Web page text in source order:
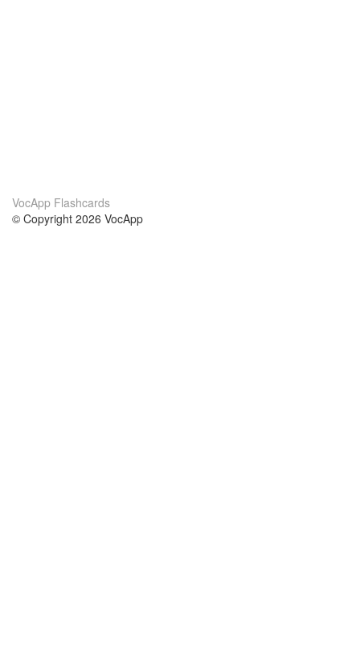
VocApp Flashcards
© Copyright 2026 VocApp